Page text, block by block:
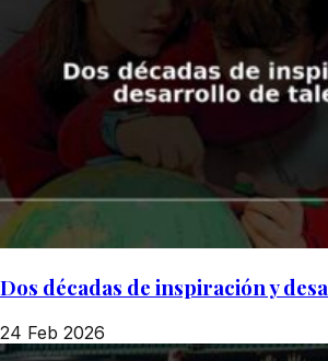
Dos décadas de inspiración y
24 Feb 2026